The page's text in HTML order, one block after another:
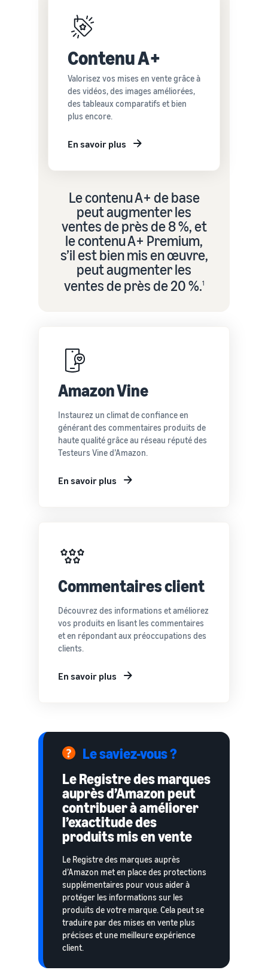
Contenu A+
Valorisez vos mises en vente grâce à
des vidéos, des images améliorées,
des tableaux comparatifs et bien
plus encore.
En savoir plus
Le contenu A+ de base
peut augmenter les
ventes de près de 8 %, et
le contenu A+ Premium,
s’il est bien mis en œuvre,
peut augmenter les
ventes de près de 20 %.1
Amazon Vine
Instaurez un climat de confiance en
générant des commentaires produits de
haute qualité grâce au réseau réputé des
Testeurs Vine d’Amazon.
En savoir plus
Commentaires client
Découvrez des informations et améliorez
vos produits en lisant les commentaires
et en répondant aux préoccupations des
clients.
En savoir plus
Le saviez-vous ?
Le Registre des marques
auprès d’Amazon peut
contribuer à améliorer
l’exactitude des
produits mis en vente
Le Registre des marques auprès
d’Amazon met en place des protections
supplémentaires pour vous aider à
protéger les informations sur les
produits de votre marque. Cela peut se
traduire par des mises en vente plus
précises et une meilleure expérience
client.